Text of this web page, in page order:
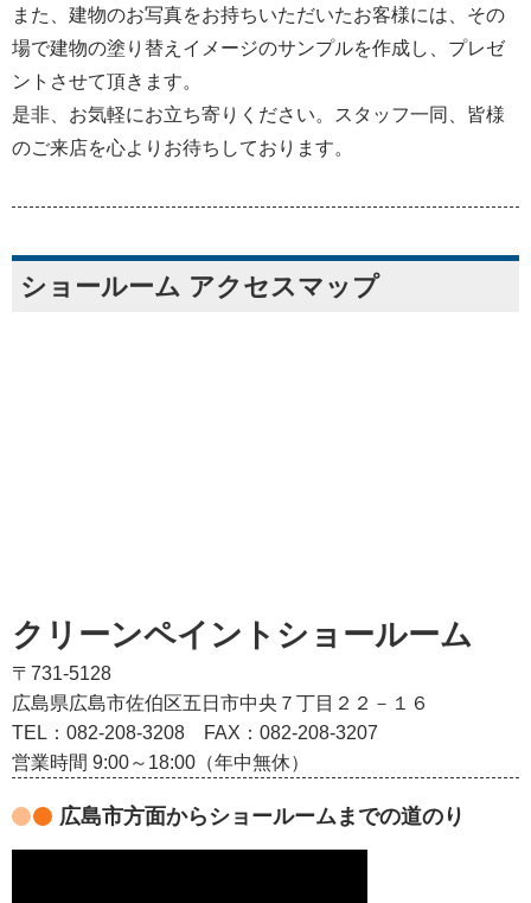
また、建物のお写真をお持ちいただいたお客様には、その
場で建物の塗り替えイメージのサンプルを作成し、プレゼ
ントさせて頂きます。
是非、お気軽にお立ち寄りください。スタッフ一同、皆様
のご来店を心よりお待ちしております。
ショールーム アクセスマップ
クリーンペイントショールーム
〒731-5128
広島県広島市佐伯区五日市中央７丁目２２－１６
TEL：082‐208‐3208
FAX：082-208-3207
営業時間 9:00～18:00（年中無休）
広島市方面からショールームまでの道のり